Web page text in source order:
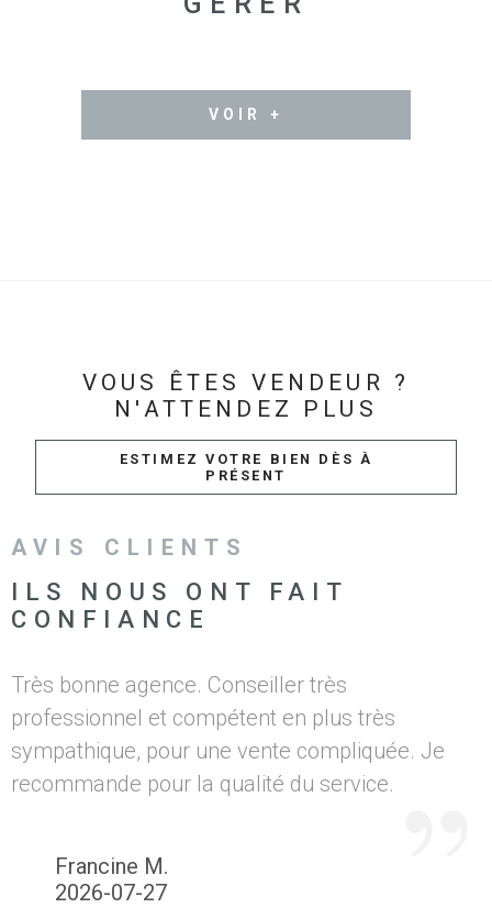
VOIR +
VOUS ÊTES VENDEUR ?
N'ATTENDEZ PLUS
ESTIMEZ VOTRE BIEN DÈS À
PRÉSENT
AVIS CLIENTS
ILS NOUS ONT FAIT
CONFIANCE
Francine M.
2026-07-27
Très bonne agence. Conseiller très
professionnel et compétent en plus très
sympathique, pour une vente compliquée. Je
recommande pour la qualité du service.